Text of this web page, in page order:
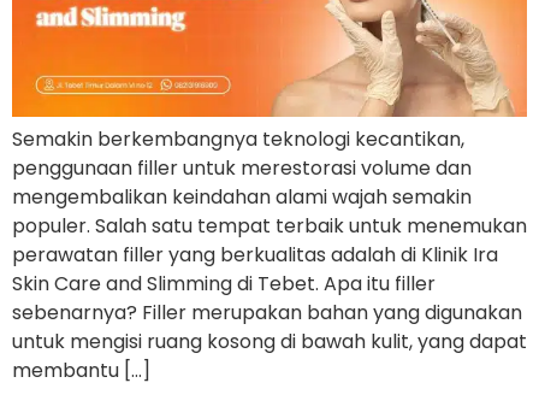
Semakin berkembangnya teknologi kecantikan,
penggunaan filler untuk merestorasi volume dan
mengembalikan keindahan alami wajah semakin
populer. Salah satu tempat terbaik untuk menemukan
perawatan filler yang berkualitas adalah di Klinik Ira
Skin Care and Slimming di Tebet. Apa itu filler
sebenarnya? Filler merupakan bahan yang digunakan
untuk mengisi ruang kosong di bawah kulit, yang dapat
membantu […]